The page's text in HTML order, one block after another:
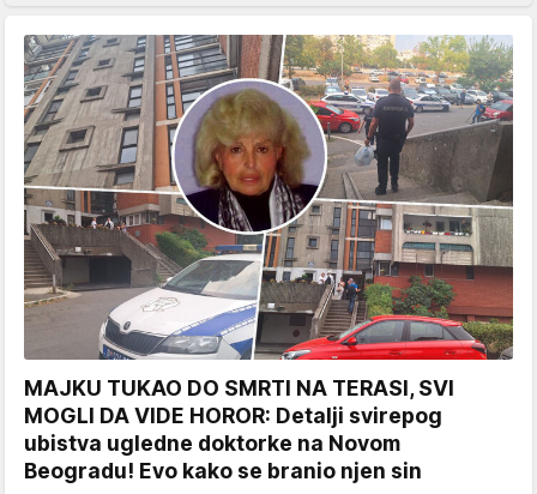
MAJKU TUKAO DO SMRTI NA TERASI, SVI
MOGLI DA VIDE HOROR: Detalji svirepog
ubistva ugledne doktorke na Novom
Beogradu! Evo kako se branio njen sin